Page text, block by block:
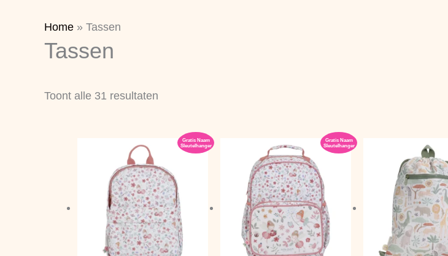
Home » Tassen
Tassen
Toont alle 31 resultaten
Gratis Naam
Sleutelhanger
Gratis Naam
Sleutelhanger